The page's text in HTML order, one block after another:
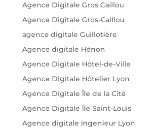
Agence Digitale Gros Caillou
Agence Digitale Gros-Caillou
agence digitale Guillotière
Agence digitale Hénon
Agence Digitale Hôtel-de-Ville
Agence Digitale Hôtelier Lyon
Agence Digitale Île de la Cité
Agence Digitale Île Saint-Louis
Agence digitale Ingenieur Lyon